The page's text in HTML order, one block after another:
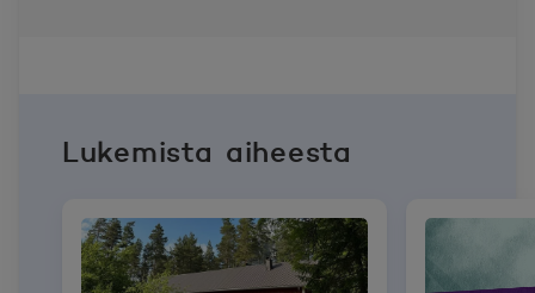
Lukemista aiheesta